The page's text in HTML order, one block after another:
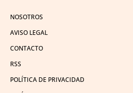
NOSOTROS
AVISO LEGAL
CONTACTO
RSS
POLÍTICA DE PRIVACIDAD